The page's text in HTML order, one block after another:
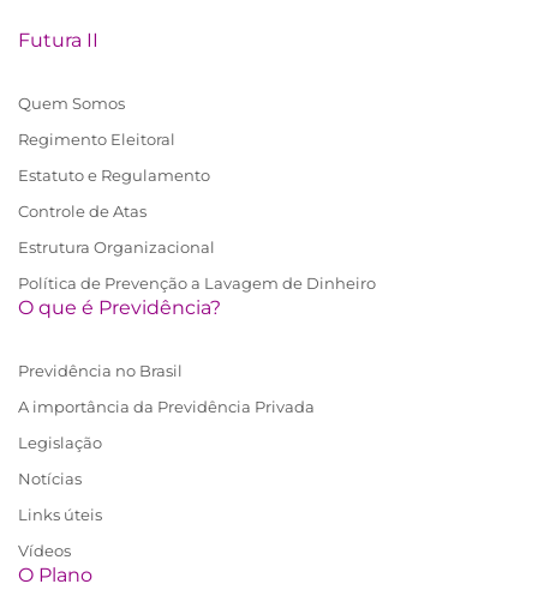
Futura II
Quem Somos
Regimento Eleitoral
Estatuto e Regulamento
Controle de Atas
Estrutura Organizacional
Política de Prevenção a Lavagem de Dinheiro
O que é Previdência?
Previdência no Brasil
A importância da Previdência Privada
Legislação
Notícias
Links úteis
Vídeos
O Plano